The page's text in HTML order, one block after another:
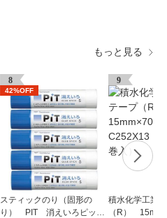
もっと見る
8
42%OFF
スティックのり（固形の
り） PIT 消えいろピット
9
積水化学工業
（R）